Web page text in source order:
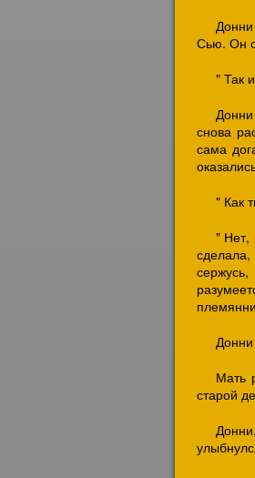
Сью. Он
" Так
снова
сама
" Как
" Нет,
Донни
Мать
старой